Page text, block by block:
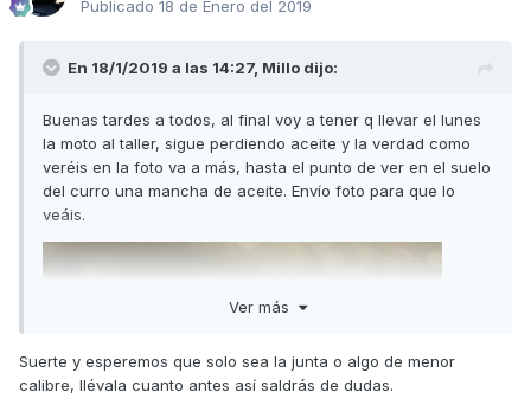
Publicado 18 de Enero del 2019
En 18/1/2019 a las 14:27, Millo dijo:
Buenas tardes a todos, al final voy a tener q llevar el lunes
la moto al taller, sigue perdiendo aceite y la verdad como
veréis en la foto va a más, hasta el punto de ver en el suelo
del curro una mancha de aceite. Envío foto para que lo
veáis.
Ver más
Suerte y esperemos que solo sea la junta o algo de menor
calibre, llévala cuanto antes así saldrás de dudas.